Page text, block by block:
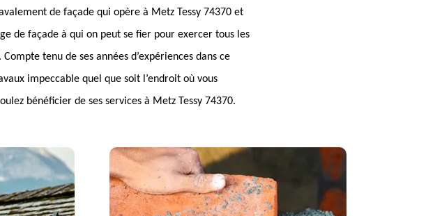
de façade qui opère à Metz Tessy 74370 et
de façade à qui on peut se fier pour exercer tous les
tenu de ses années d’expériences dans ce
impeccable quel que soit l’endroit où vous
bénéficier de ses services à Metz Tessy 74370.